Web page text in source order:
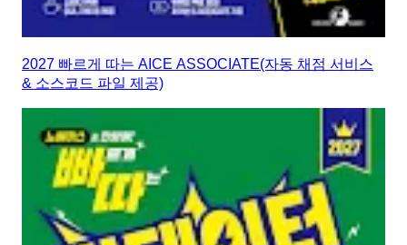
2027 빠르게 따는 AICE ASSOCIATE(자동 채점 서비스
& 소스코드 파일 제공)